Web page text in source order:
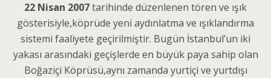
22 Nisan 2007tarihinde düzenlenen tören ve ışık
gösterisiyle,köprüde yeni aydınlatma ve ışıklandırma
sistemi faaliyete geçirilmiştir. Bugün İstanbul’un iki
yakası arasındaki geçişlerde en büyük paya sahip olan
Boğaziçi Köprüsü,aynı zamanda yurtiçi ve yurtdışı